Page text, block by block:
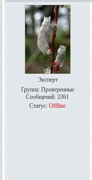
Эксперт
Группа: Проверенные
Сообщений: 2361
Статус: Offline